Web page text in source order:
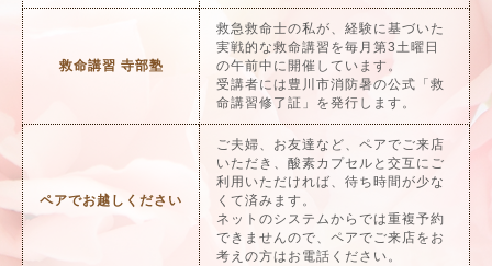
救命講習 寺部塾
救急救命士の私が、経験に基づいた
実戦的な救命講習を毎月第3土曜日
の午前中に開催しています。
受講者には豊川市消防暑の公式「救
命講習修了証」を発行します。
ペアでお越しください
ご夫婦、お友達など、ペアでご来店
いただき、酸素カプセルと交互にご
利用いただければ、待ち時間が少な
くて済みます。
ネットのシステムからでは重複予約
できませんので、ペアでご来店をお
考えの方はお電話ください。